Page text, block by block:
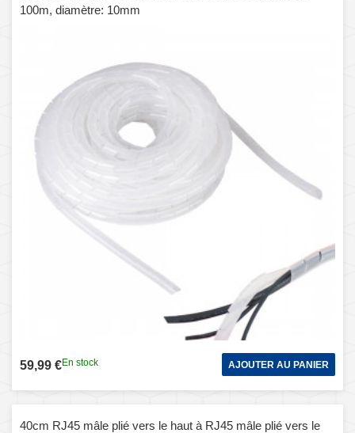
100m, diamètre: 10mm
59,99 €En stock AJOUTER AU PANIER
40cm RJ45 mâle plié vers le haut à RJ45 mâle plié vers le